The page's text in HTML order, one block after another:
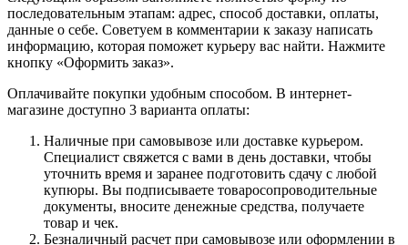
последовательным этапам: адрес, способ доставки, оплаты,
данные о себе. Советуем в комментарии к заказу написать
информацию, которая поможет курьеру вас найти. Нажмите
кнопку «Оформить заказ».
Оплачивайте покупки удобным способом. В интернет-
магазине доступно 3 варианта оплаты:
Наличные при самовывозе или доставке курьером.
Специалист свяжется с вами в день доставки, чтобы
уточнить время и заранее подготовить сдачу с любой
купюры. Вы подписываете товаросопроводительные
документы, вносите денежные средства, получаете
товар и чек.
Безналичный расчет при самовывозе или оформлении в